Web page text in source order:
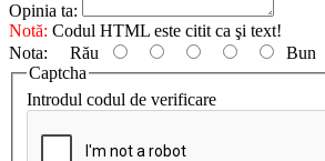
Opinia ta:
Notă: Codul HTML este citit ca şi text!
Nota: Rău
Bun
Captcha
Introdul codul de verificare